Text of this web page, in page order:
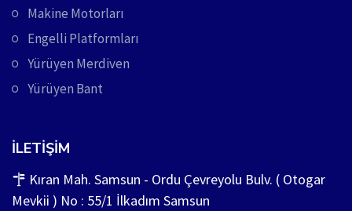
Makine Motorları
Engelli Platformları
Yürüyen Merdiven
Yürüyen Bant
İLETIŞIM
Kıran Mah. Samsun - Ordu Çevreyolu Bulv. ( Otogar
Mevkii ) No : 55/1 İlkadım Samsun